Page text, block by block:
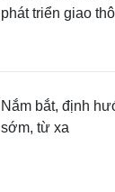
phát triển giao
Nắm bắt, định
sớm, từ xa